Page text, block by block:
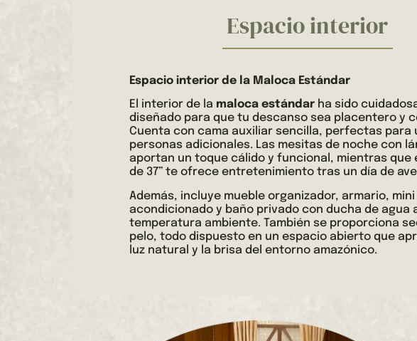
Espacio interior
Espacio interior de la Maloca Estándar
El interior de la maloca estándar ha sido
diseñado para que tu descanso sea placentero y
Cuenta con cama auxiliar sencilla, perfectas para
personas adicionales. Las mesitas de noche con
aportan un toque cálido y funcional, mientras que
de 37” te ofrece entretenimiento tras un día de
Además, incluye mueble organizador, armario,
acondicionado y baño privado con ducha de agua
temperatura ambiente. También se proporciona
pelo, todo dispuesto en un espacio abierto que
luz natural y la brisa del entorno amazónico.